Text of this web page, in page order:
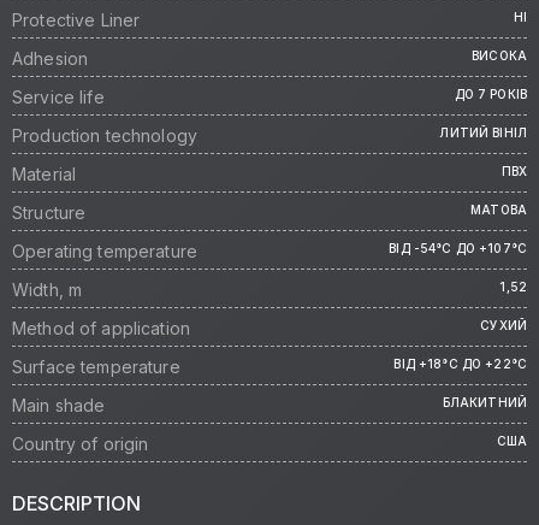
Protective Liner НІ
Adhesion ВИСОКА
Service life ДО 7 РОКІВ
Production technology ЛИТИЙ ВІНІЛ
Material ПВХ
Structure МАТОВА
Operating temperature ВІД -54°C ДО +107°C
Width, m 1,52
Method of application СУХИЙ
Surface temperature ВІД +18°C ДО +22°C
Main shade БЛАКИТНИЙ
Country of origin США
DESCRIPTION